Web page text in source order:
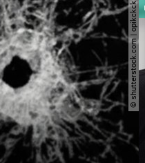
© shutterstock.com | opikckck